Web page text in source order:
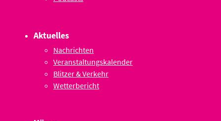
Aktuelles
Nachrichten
Veranstaltungskalender
Blitzer & Verkehr
Wetterbericht